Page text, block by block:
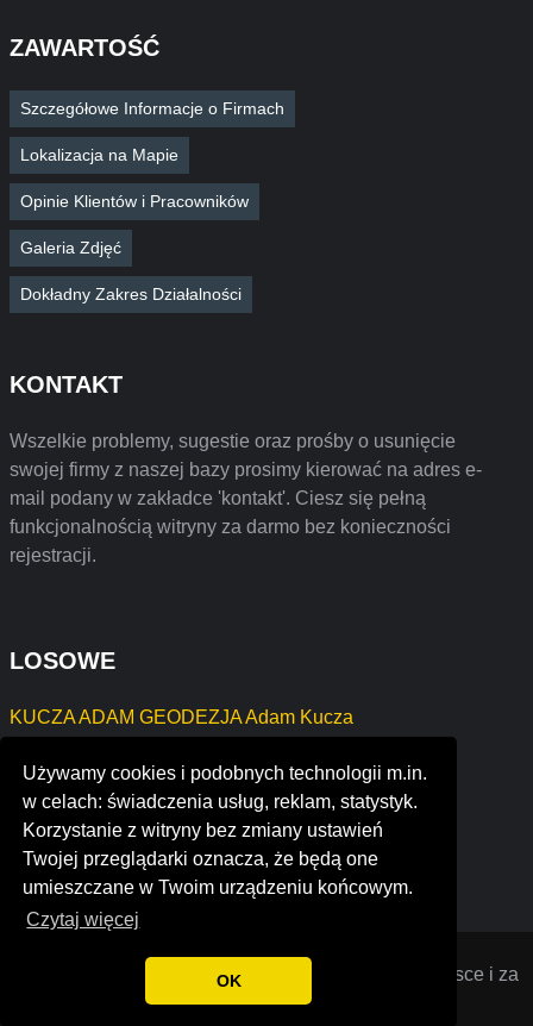
Używamy cookies i podobnych technologii m.in.
w celach: świadczenia usług, reklam, statystyk.
Korzystanie z witryny bez zmiany ustawień
Twojej przeglądarki oznacza, że będą one
umieszczane w Twoim urządzeniu końcowym.
Czytaj więcej
OK
ZAWARTOŚĆ
Szczegółowe Informacje o Firmach
Lokalizacja na Mapie
Opinie Klientów i Pracowników
Galeria Zdjęć
Dokładny Zakres Działalności
KONTAKT
Wszelkie problemy, sugestie oraz prośby o usunięcie
swojej firmy z naszej bazy prosimy kierować na adres e-
mail podany w zakładce 'kontakt'. Ciesz się pełną
funkcjonalnością witryny za darmo bez konieczności
rejestracji.
LOSOWE
KUCZA ADAM GEODEZJA Adam Kucza
DAV- BUD Dawid Jasielczuk
Paweł Susłowski
plant hope adjusters ltd.
habitat academy
© 2022 Opinie o firmach założonych w Polsce i za
granicą. Wszystkie prawa zastrzeżone.